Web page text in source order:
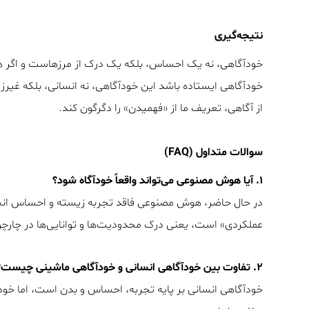
نتیجه‌گیری
خودآگاهی، نه یک احساس، بلکه یک درک از مرزهاست و اگر
خودآگاهی ایستاده باشد این خودآگاهی، نه انسانی، بلکه
از آگاهی، تعریف ما از «فهمیدن» را دگرگون کند.
سوالات متداول (FAQ)
۱. آیا هوش مصنوعی می‌تواند واقعاً خودآگاه شود؟
در حال حاضر، هوش مصنوعی فاقد تجربه‌ زیسته و احساس
عملکردی» است، یعنی درک محدودیت‌ها و توانایی‌ها در
۲. تفاوت بین خودآگاهی انسانی و خودآگاهی ماشینی چیست؟
خودآگاهی انسانی بر پایه‌ تجربه، احساس و بدن است، اما